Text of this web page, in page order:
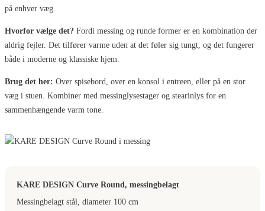
på enhver væg.
Hvorfor vælge det? Fordi messing og runde former er en kombination der
aldrig fejler. Det tilfører varme uden at det føler sig tungt, og det fungerer
både i moderne og klassiske hjem.
Brug det her: Over spisebord, over en konsol i entreen, eller på en stor
væg i stuen. Kombiner med messinglysestager og stearinlys for en
sammenhængende varm tone.
KARE DESIGN Curve Round, messingbelagt
Messingbelagt stål, diameter 100 cm